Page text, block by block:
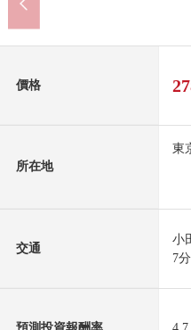
價格
所在地
東
交通
小
7